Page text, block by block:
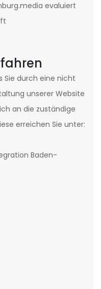
evaluiert
Sie durch eine nicht
unserer Website
an die zuständige
erreichen Sie unter:
Baden-